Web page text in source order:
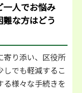
一人でお悩み
な方はどう
寄り添い、区役所
しでも軽減するこ
る様々な手続きを